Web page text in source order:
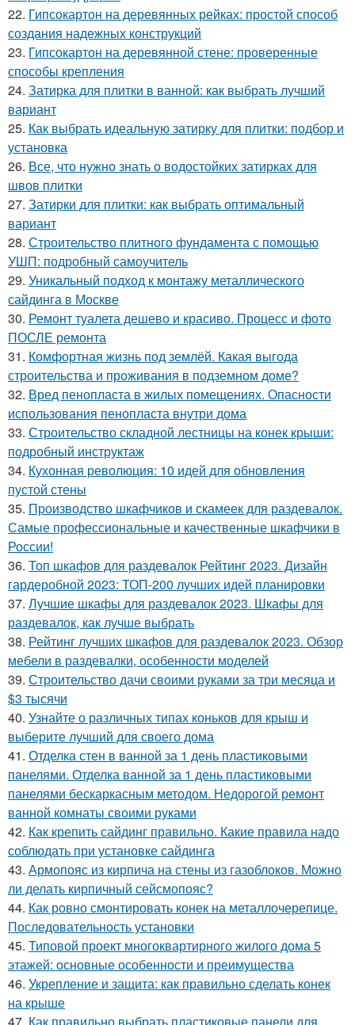
22. Гипсокартон на деревянных рейках: простой способ
создания надежных конструкций
23. Гипсокартон на деревянной стене: проверенные
способы крепления
24. Затирка для плитки в ванной: как выбрать лучший
вариант
25. Как выбрать идеальную затирку для плитки: подбор и
установка
26. Все, что нужно знать о водостойких затирках для
швов плитки
27. Затирки для плитки: как выбрать оптимальный
вариант
28. Строительство плитного фундамента с помощью
УШП: подробный самоучитель
29. Уникальный подход к монтажу металлического
сайдинга в Москве
30. Ремонт туалета дешево и красиво. Процесс и фото
ПОСЛЕ ремонта
31. Комфортная жизнь под землёй. Какая выгода
строительства и проживания в подземном доме?
32. Вред пенопласта в жилых помещениях. Опасности
использования пенопласта внутри дома
33. Строительство складной лестницы на конек крыши:
подробный инструктаж
34. Кухонная революция: 10 идей для обновления
пустой стены
35. Производство шкафчиков и скамеек для раздевалок.
Самые профессиональные и качественные шкафчики в
России!
36. Топ шкафов для раздевалок Рейтинг 2023. Дизайн
гардеробной 2023: ТОП-200 лучших идей планировки
37. Лучшие шкафы для раздевалок 2023. Шкафы для
раздевалок, как лучше выбрать
38. Рейтинг лучших шкафов для раздевалок 2023. Обзор
мебели в раздевалки, особенности моделей
39. Строительство дачи своими руками за три месяца и
$3 тысячи
40. Узнайте о различных типах коньков для крыш и
выберите лучший для своего дома
41. Отделка стен в ванной за 1 день пластиковыми
панелями. Отделка ванной за 1 день пластиковыми
панелями бескаркасным методом. Недорогой ремонт
ванной комнаты своими руками
42. Как крепить сайдинг правильно. Какие правила надо
соблюдать при установке сайдинга
43. Армопояс из кирпича на стены из газоблоков. Можно
ли делать кирпичный сейсмопояс?
44. Как ровно смонтировать конек на металлочерепице.
Последовательность установки
45. Типовой проект многоквартирного жилого дома 5
этажей: основные особенности и преимущества
46. Укрепление и защита: как правильно сделать конек
на крыше